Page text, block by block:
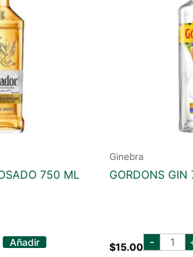
750 ML
Añadir
Ginebra
GORDONS GIN
$15.00 -
GIN